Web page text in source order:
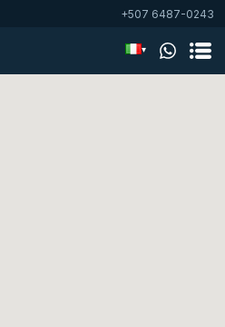
+507 6487-0243
▾